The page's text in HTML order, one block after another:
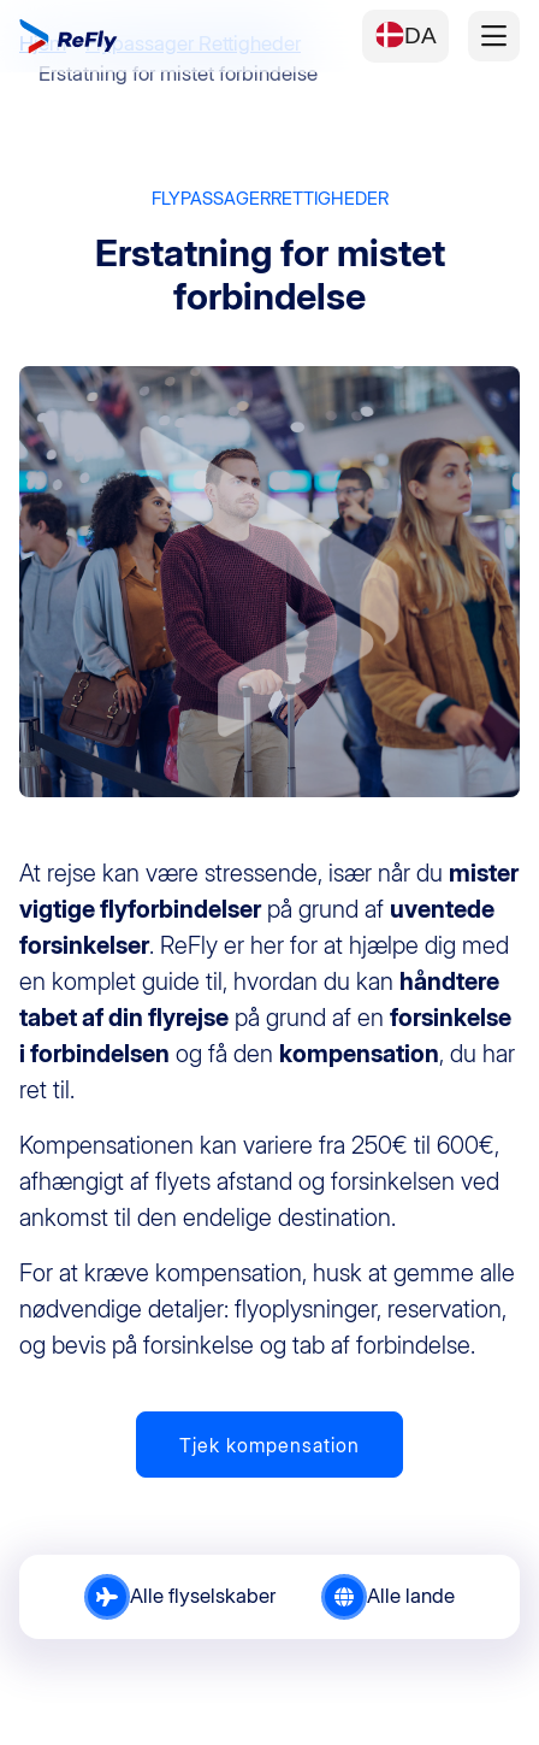
DA
Hjem
Flypassager Rettigheder
Erstatning for mistet forbindelse
FLYPASSAGERRETTIGHEDER
Erstatning for mistet
forbindelse
At rejse kan være stressende, især når du mister
vigtige flyforbindelserpå grund af uventede
forsinkelser. ReFly er her for at hjælpe dig med
en komplet guide til, hvordan du kan håndtere
tabet af din flyrejse på grund af en forsinkelse
i forbindelsen og få den kompensation, du har
ret til.
Kompensationen kan variere fra 250€ til 600€,
afhængigt af flyets afstand og forsinkelsen ved
ankomst til den endelige destination.
For at kræve kompensation, husk at gemme alle
nødvendige detaljer: flyoplysninger, reservation,
og bevis på forsinkelse og tab af forbindelse.
Tjek kompensation
Alle flyselskaber Alle lande